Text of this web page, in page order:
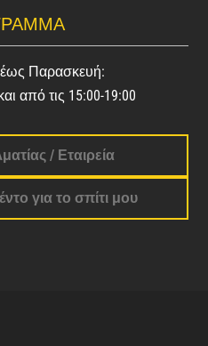
Παρασκευή:
από τις 15:00-19:00
/ Εταιρεία
για το σπίτι μου